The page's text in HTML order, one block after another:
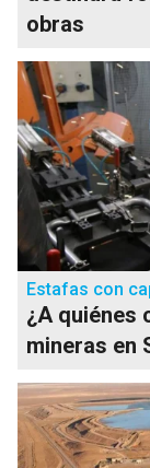
obras
Estafas con
¿A quiénes
mineras en